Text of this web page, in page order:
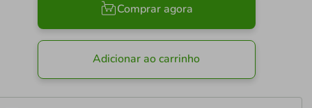
Comprar agora
Adicionar ao carrinho